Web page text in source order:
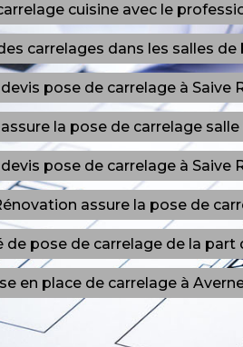
cuisine avec le
carrelages dans les salles
pose de carrelage à Saive
la pose de carrelage
pose de carrelage à Saive
assure la pose de
de pose de carrelage de la part
en place de carrelage à